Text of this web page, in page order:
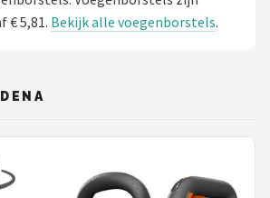
€ 5,81. Bekijk alle voegenborstels.